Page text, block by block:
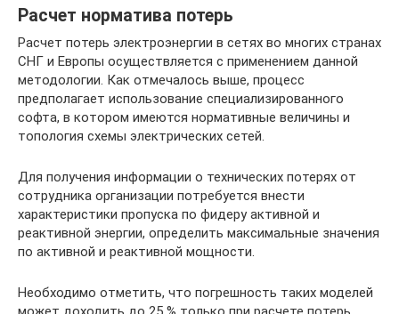
Расчет норматива потерь
Расчет потерь электроэнергии в сетях во многих странах
СНГ и Европы осуществляется с применением данной
методологии. Как отмечалось выше, процесс
предполагает использование специализированного
софта, в котором имеются нормативные величины и
топология схемы электрических сетей.
Для получения информации о технических потерях от
сотрудника организации потребуется внести
характеристики пропуска по фидеру активной и
реактивной энергии, определить максимальные значения
по активной и реактивной мощности.
Необходимо отметить, что погрешность таких моделей